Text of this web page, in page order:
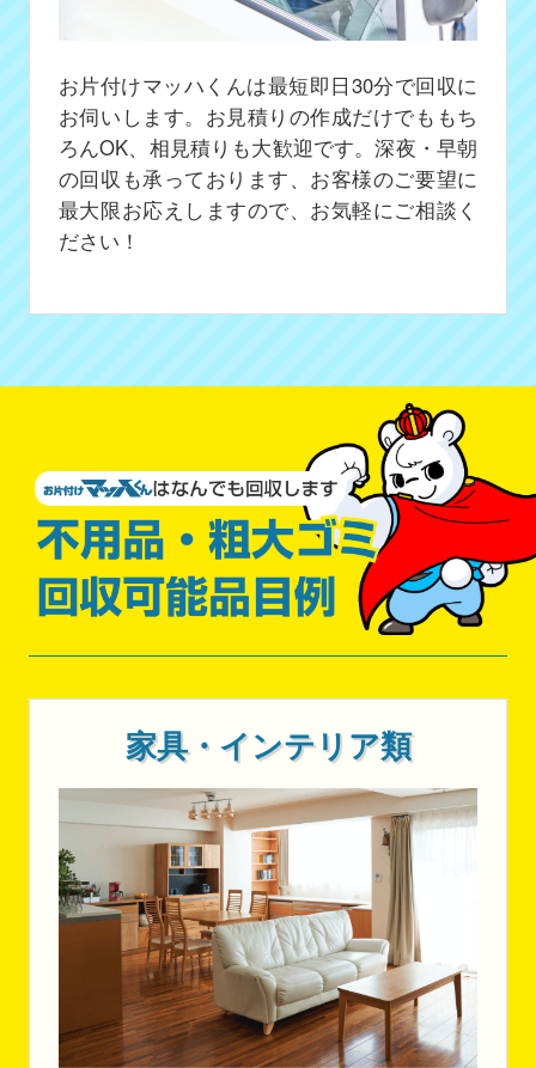
お片付けマッハくんは最短即日30分で回収に
お伺いします。お見積りの作成だけでももち
ろんOK、相見積りも大歓迎です。深夜・早朝
の回収も承っております、お客様のご要望に
最大限お応えしますので、お気軽にご相談く
ださい！
家具・インテリア類